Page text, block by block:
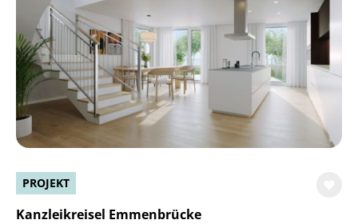
PROJEKT
Kanzleikreisel Emmenbrücke